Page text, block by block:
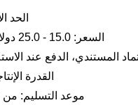
الحد
السعر: 15.0 - 25.0 دولار أمريكي لكل كجم
المستندي، الدفع عند
القدرة الإنتاجية:
موعد التسليم: من 1 إلى 3 أيام للشحن